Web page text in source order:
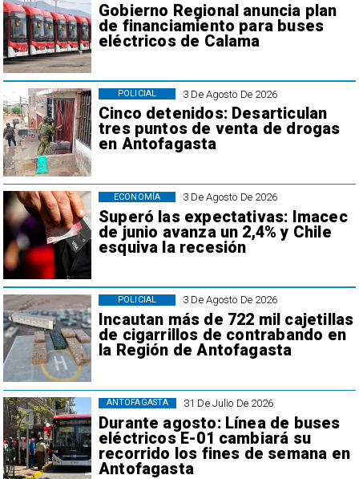
Gobierno Regional anuncia plan
de financiamiento para buses
eléctricos de Calama
3 De Agosto De 2026
Cinco detenidos: Desarticulan
tres puntos de venta de drogas
en Antofagasta
POLICIAL
3 De Agosto De 2026
Superó las expectativas: Imacec
de junio avanza un 2,4% y Chile
esquiva la recesión
ECONOMÍA
3 De Agosto De 2026
Incautan más de 722 mil cajetillas
de cigarrillos de contrabando en
la Región de Antofagasta
POLICIAL
31 De Julio De 2026
Durante agosto: Línea de buses
eléctricos E-01 cambiará su
recorrido los fines de semana en
Antofagasta
ANTOFAGASTA